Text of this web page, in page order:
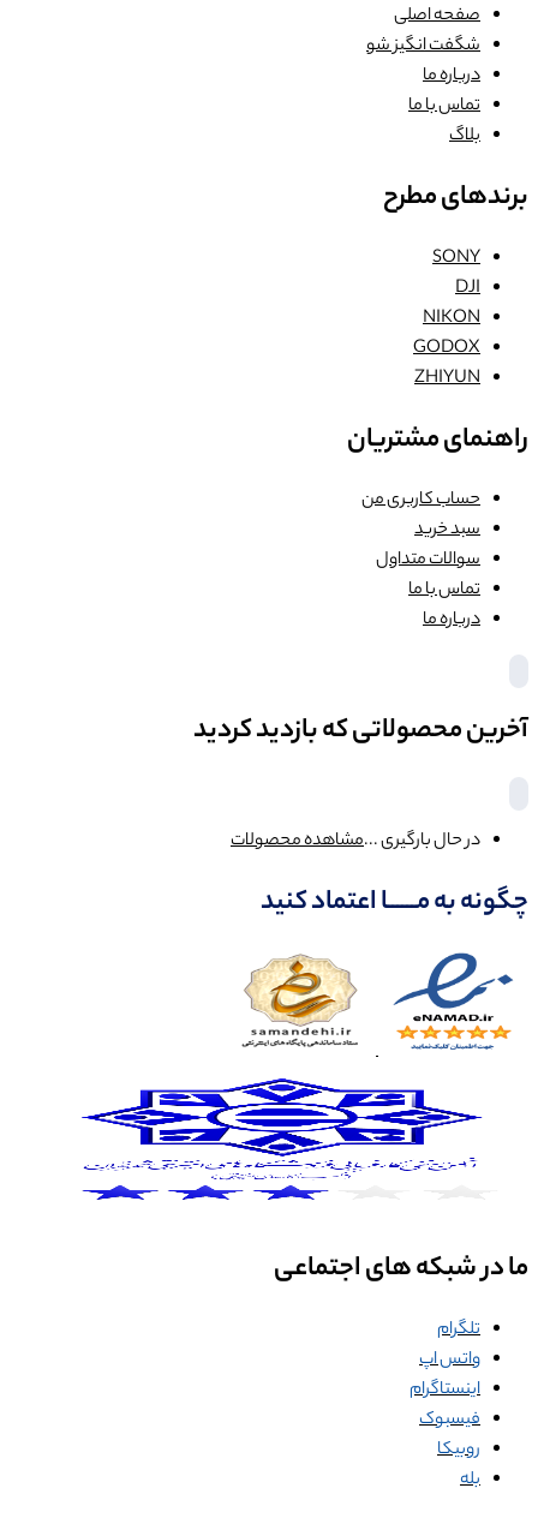
صفحه اصلی
شگفت انگیز شو
درباره ما
تماس با ما
بلاگ
برندهای مطرح
SONY
DJI
NIKON
GODOX
ZHIYUN
راهنمای مشتریان
حساب کاربری من
سبد خرید
سوالات متداول
تماس با ما
درباره ما
آخرین محصولاتی که بازدید کردید
در حال بارگیری ...مشاهده محصولات
چگونه به مــــــا اعتماد کنید
ما در شبکه های اجتماعی
تلگرام
واتس اپ
اینستاگرام
فیسبوک
روبیکا
بله